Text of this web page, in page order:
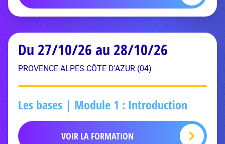
Du 27/10/26 au 28/10/26
PROVENCE-ALPES-CÔTE D'AZUR (04)
Les bases | Module 1 : Introduction
VOIR LA FORMATION